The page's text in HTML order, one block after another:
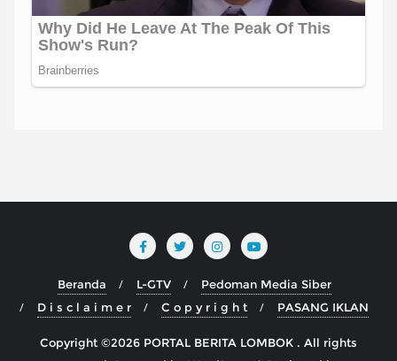
Beranda L-GTV
Pedoman Media Siber
D i s c l a i m e r
C o p y r i g h t PASANG IKLAN
Copyright ©2026 PORTAL BERITA LOMBOK . All rights